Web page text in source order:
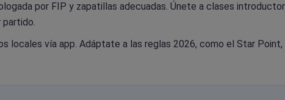
por FIP y zapatillas adecuadas. Únete a clases
partido.
locales vía app. Adáptate a las reglas 2026, como el Star Point,